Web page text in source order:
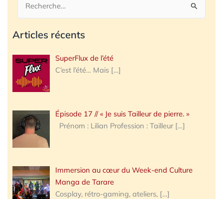
Rechercher :
Articles récents
SuperFlux de l’été
C’est l’été… Mais […]
Épisode 17 // « Je suis Tailleur de pierre. »
Prénom : Lilian Profession : Tailleur […]
Immersion au cœur du Week-end Culture
Manga de Tarare
Cosplay, rétro-gaming, ateliers, […]